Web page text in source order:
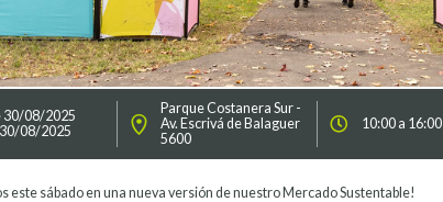
30/08/2025
08/2025
Parque Costanera Sur -
Av. Escrivá de Balaguer
5600
10:00 a 16:00
este sábado en una nueva versión de nuestro Mercado Sustentable!